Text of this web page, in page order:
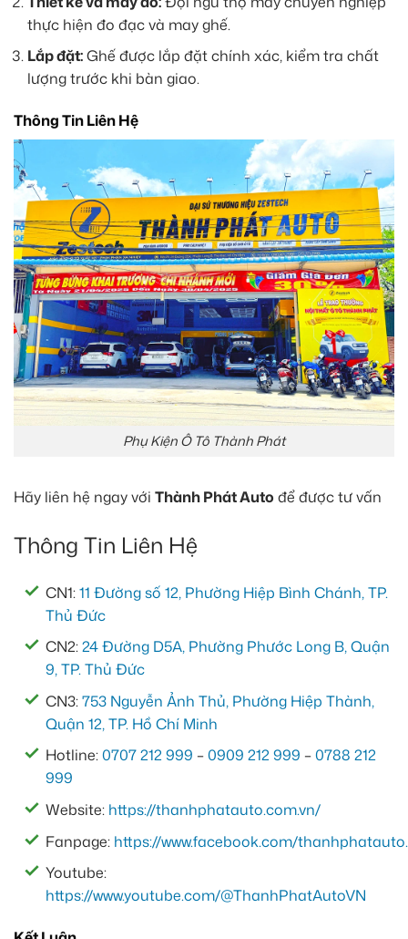
thực hiện đo đạc và may ghế.
Lắp đặt:Ghế được lắp đặt chính xác, kiểm tra chất
lượng trước khi bàn giao.
Thông Tin Liên Hệ
Phụ Kiện Ô Tô Thành Phát
Hãy liên hệ ngay với Thành Phát Auto để được tư vấn
Thông Tin Liên Hệ
CN1:11 Đường số 12, Phường Hiệp Bình Chánh, TP.
Thủ Đức
CN2:24 Đường D5A, Phường Phước Long B, Quận
9, TP. Thủ Đức
CN3:753 Nguyễn Ảnh Thủ, Phường Hiệp Thành,
Quận 12, TP. Hồ Chí Minh
Hotline:0707 212 999 –0909 212 999 –0788 212
999
Website: https://thanhphatauto.com.vn/
Fanpage: https://www.facebook.com/
Youtube:
https://www.youtube.com/@ThanhPhatAutoVN